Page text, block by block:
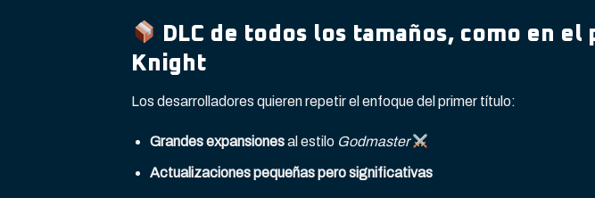
DLC de todos los tamaños, como en
Knight
Los desarrolladores quieren repetir el enfoque del primer título:
Grandes expansionesal estilo Godmaster
Actualizaciones pequeñas pero significativas